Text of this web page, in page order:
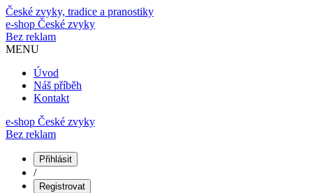
České zvyky, tradice a pranostiky
e-shop České zvyky
Bez reklam
MENU
Úvod
Náš příběh
Kontakt
e-shop České zvyky
Bez reklam
Přihlásit
/
Registrovat